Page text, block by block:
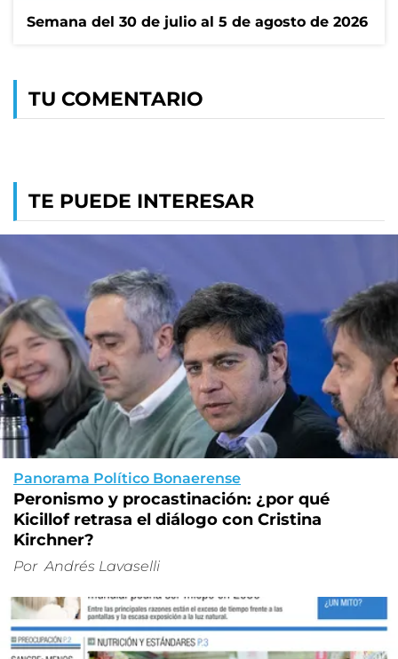
Semana del 30 de julio al 5 de agosto de 2026
TU COMENTARIO
TE PUEDE INTERESAR
Panorama Político Bonaerense
Peronismo y procastinación: ¿por qué
Kicillof retrasa el diálogo con Cristina
Kirchner?
Por Andrés Lavaselli